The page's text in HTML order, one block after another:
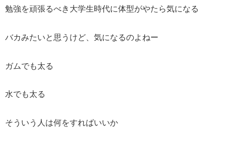
勉強を頑張るべき大学生時代に体型がやたら気になる
バカみたいと思うけど、気になるのよねー
ガムでも太る
水でも太る
そういう人は何をすればいいか